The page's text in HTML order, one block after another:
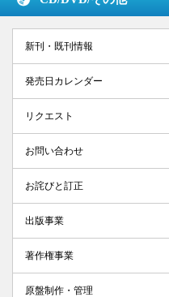
新刊・既刊情報
発売日カレンダー
リクエスト
お問い合わせ
お詫びと訂正
出版事業
著作権事業
原盤制作・管理